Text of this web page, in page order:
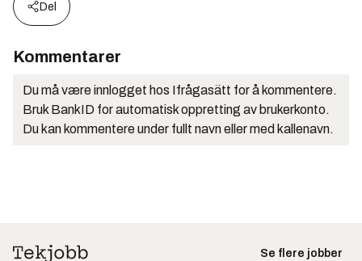
Del
Kommentarer
Du må være innlogget hos Ifrågasätt for å kommentere.
Bruk BankID for automatisk oppretting av brukerkonto.
Du kan kommentere under fullt navn eller med kallenavn.
Se flere jobber